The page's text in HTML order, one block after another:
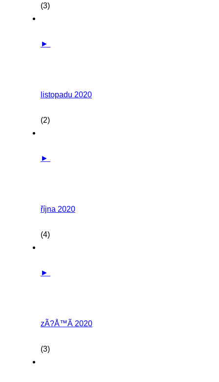
(3)
►
listopadu 2020
(2)
►
října 2020
(4)
►
zÃ?Å™Ã­ 2020
(3)